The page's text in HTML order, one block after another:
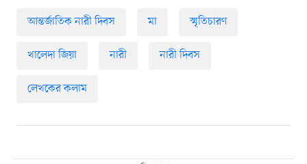
আন্তর্জাতিক নারী দিবস মা স্মৃতিচারণ
খালেদা জিয়া নারী নারী দিবস
লেখকের কলাম